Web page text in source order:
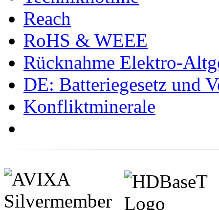
Reach
RoHS & WEEE
Rücknahme Elektro-
DE: Batteriegesetz und
Konfliktminerale